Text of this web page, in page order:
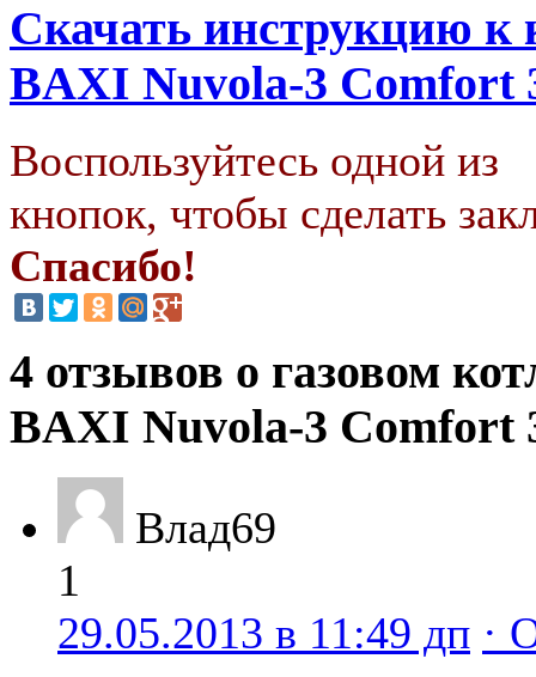
Скачать инструкцию к
BAXI Nuvola-3 Comfort
Воспользуйтесь одной из
кнопок, чтобы сделать
Спасибо!
4 отзывов о газовом
BAXI Nuvola-3 Comfort
Влад69
1
29.05.2013 в 11:49 дп ·